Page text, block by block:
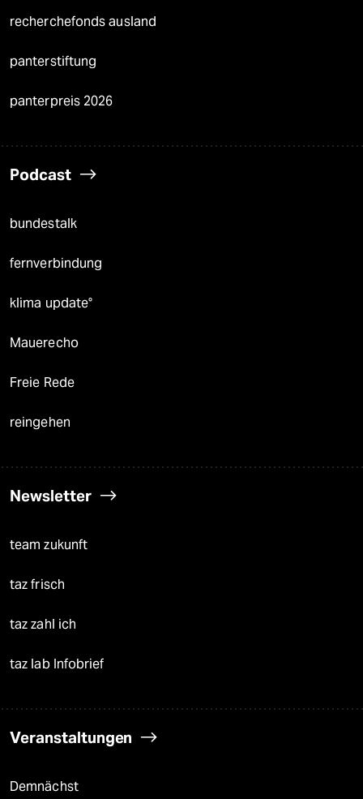
recherchefonds ausland
panterstiftung
panterpreis 2026
Podcast
bundestalk
fernverbindung
klima update°
Mauerecho
Freie Rede
reingehen
Newsletter
team zukunft
taz frisch
taz zahl ich
taz lab Infobrief
Veranstaltungen
Demnächst